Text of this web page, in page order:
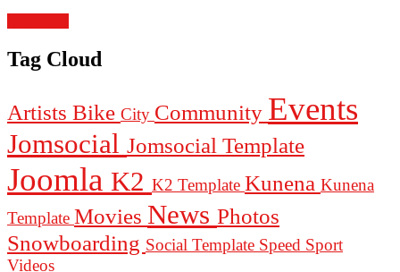
Tag Cloud
Artists Bike City Community Events
Jomsocial Jomsocial Template
Joomla K2 K2 Template Kunena Kunena
Template Movies News Photos
Snowboarding Social Template Speed Sport
Videos